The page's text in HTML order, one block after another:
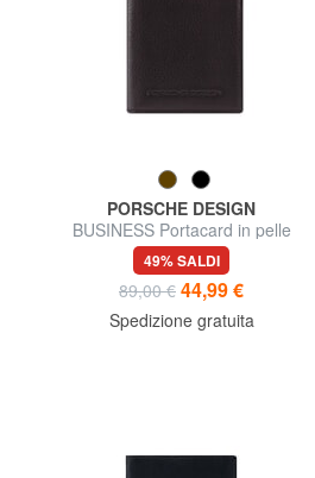
PORSCHE DESIGN
BUSINESS Portacard in pelle
49% SALDI
89,00 € 44,99 €
Spedizione gratuita